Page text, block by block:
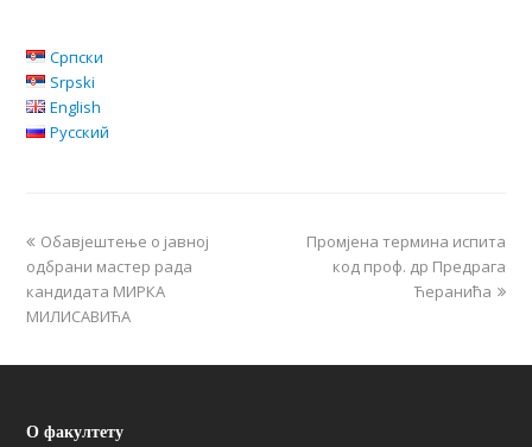
Српски
Srpski
English
Русский
Обавјештење о јавној
одбрани мастер рада
кандидата МИРКА
МИЛИСАВИЋА
Промјена термина испита
код проф. др Предрага
Ћеранића
О факултету